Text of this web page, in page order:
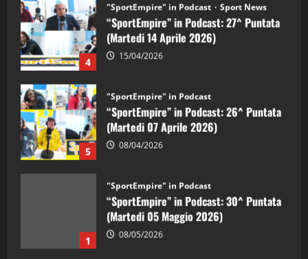
4
"SportEmpire" in Podcast Sport News
“SportEmpire” in Podcast: 27^ Puntata
(Martedi 14 Aprile 2026)
15/04/2026
5
"SportEmpire" in Podcast
“SportEmpire” in Podcast: 26^ Puntata
(Martedi 07 Aprile 2026)
08/04/2026
1
"SportEmpire" in Podcast
“SportEmpire” in Podcast: 30^ Puntata
(Martedi 05 Maggio 2026)
08/05/2026